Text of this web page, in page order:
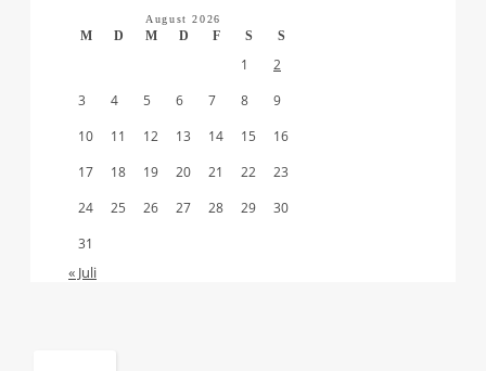
August 2026
M D M D F S S
1
2
3
4 5 6 7 8
9
10
11 12 13 14 15
16
17
18 19 20 21 22
23
24
25 26 27 28 29
30
31
« Juli